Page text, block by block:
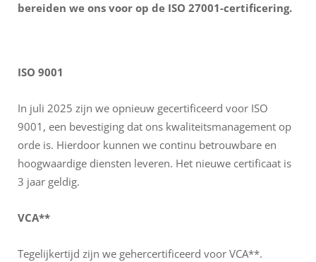
bereiden we ons voor op de ISO 27001-certificering.
ISO 9001
In juli 2025 zijn we opnieuw gecertificeerd voor ISO
9001, een bevestiging dat ons kwaliteitsmanagement op
orde is. Hierdoor kunnen we continu betrouwbare en
hoogwaardige diensten leveren. Het nieuwe certificaat is
3 jaar geldig.
VCA**
Tegelijkertijd zijn we gehercertificeerd voor VCA**.